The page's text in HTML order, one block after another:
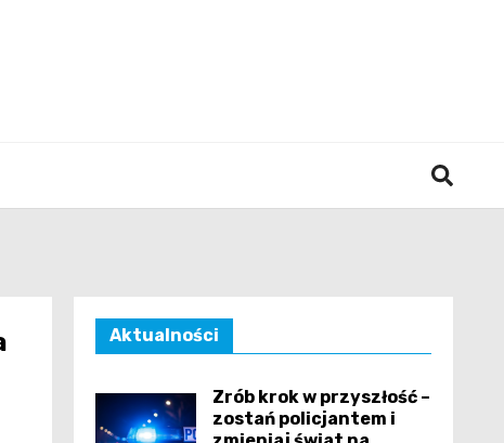
Aktualności
Zrób krok w przyszłość –
zostań policjantem i